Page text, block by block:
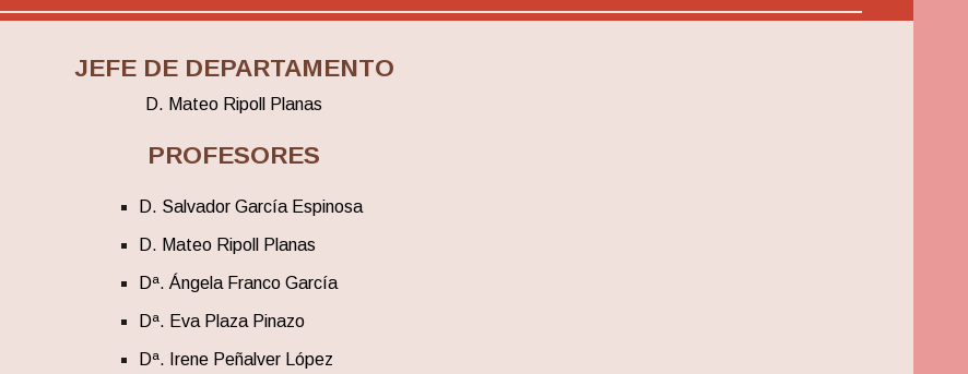
JEFE DE DEPARTAMENTO
D. Mateo Ripoll Planas
PROFESORES
D. Salvador García Espinosa
D. Mateo Ripoll Planas
Dª. Ángela Franco García
Dª. Eva Plaza Pinazo
Dª. Irene Peñalver López